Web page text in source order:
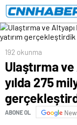
192 okunma
Ulaştırma
yılda 275
ABONE OL